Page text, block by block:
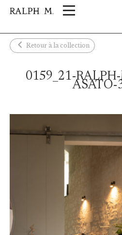
0159_21-
ASATO-
Retour à la collection
Panneau de gestion des cookies